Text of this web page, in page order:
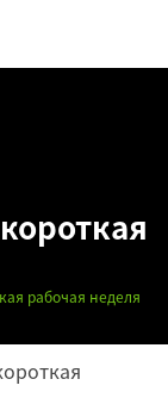
рабочая неделя